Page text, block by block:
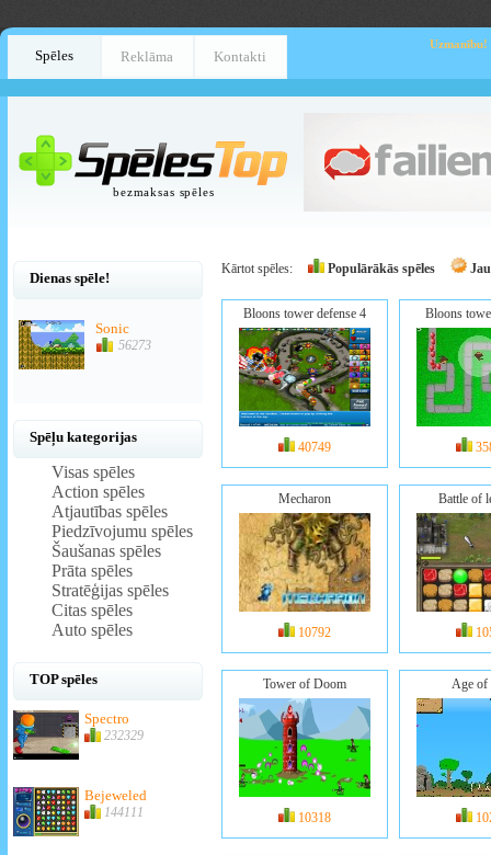
Spēles Reklāma Kontakti
Uzmanību!
bezmaksas spēles
Dienas spēle!
Sonic
56273
Spēļu kategorijas
Visas spēles
Action spēles
Atjautības spēles
Piedzīvojumu spēles
Šaušanas spēles
Prāta spēles
Stratēģijas spēles
Citas spēles
Auto spēles
TOP spēles
Spectro
232329
Bejeweled
144111
Kārtot spēles: Populārākās spēles
Bloons tower defense 4
40749
Bloons
Mecharon
10792
Battle of
Tower of Doom
10318
Age of